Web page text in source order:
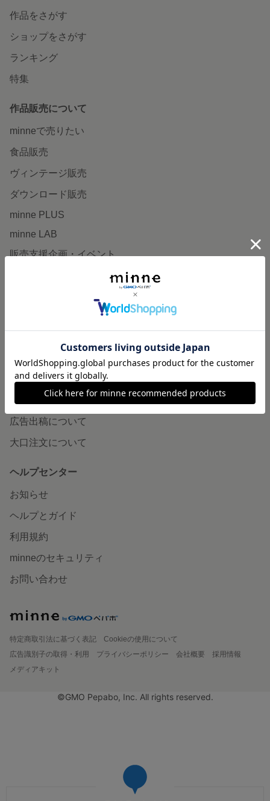
作品をさがす
ショップをさがす
ランキング
特集
作品販売について
minneで売りたい
食品販売
ヴィンテージ販売
ダウンロード販売
minne PLUS
minne LAB
販売支援企画・イベント
minneとものづくりと
minneの本
企業の方へ
広告出稿について
大口注文について
ヘルプセンター
お知らせ
ヘルプとガイド
利用規約
minneのセキュリティ
お問い合わせ
特定商取引法に基づく表記
Cookieの使用について
広告識別子の取得・利用
プライバシーポリシー 会社概要
採用情報
メディアキット
©GMO Pepabo, Inc. All rights reserved.